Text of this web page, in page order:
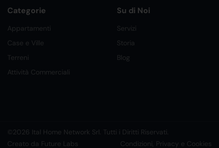
Categorie
Appartamenti
Case e Ville
Terreni
Attività Commerciali
Su di Noi
Servizi
Storia
Blog
©2026 Ital Home Network Srl. Tutti i Diritti Riservati.
Creato da Future Labs
Condizioni, Privacy e Cookies